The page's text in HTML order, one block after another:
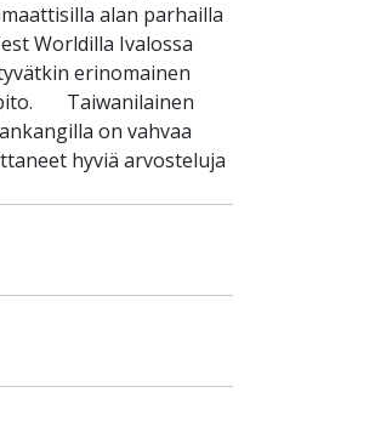
alan parhailla
Worldilla Ivalossa
erinomainen
Taiwanilainen
on vahvaa
hyviä arvosteluja